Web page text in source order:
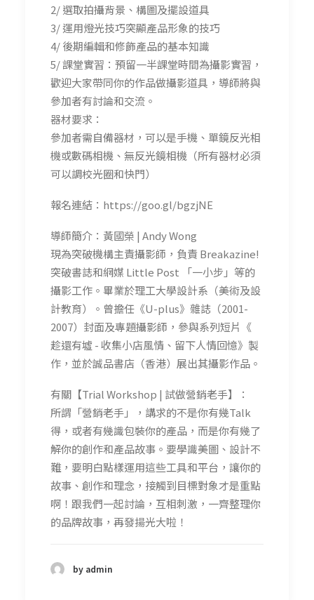
2/ 選取拍攝背景、構圖及擺設道具
3/ 運用燈光技巧突顯產品形象的技巧
4/ 後期編輯和修飾產品的基本知識
5/ 課堂實習：預留一半課堂時間為攝影實習，
歡迎大家帶同你的作品做攝影道具，導師將與
參加者有討論和交流。
器材要求：
參加者需自備器材，可以是手機、單鏡反光相
機或數碼相機、無反光鏡相機（所有器材必須
可以調校光圈和快門）
報名連結：https://goo.gl/bgzjNE
導師簡介：黃國榮 | Andy Wong
現為突破機構主責攝影師，負責 Breakazine!
突破書誌和網媒 Little Post 「一小步」等的
攝影工作。畢業於理工大學設計系（美術及設
計教育）。曾擔任《U-plus》雜誌（2001-
2007）封面及專題攝影師，參與系列短片《
趁還有墟 - 收集小店風情、留下人情回憶》製
作，並於誠品書店（香港）展出其攝影作品。
有關【Trial Workshop | 試做營銷老手】：
所謂「營銷老手」，講求的不是你有幾Talk
得，或者有幾識包裝你的產品，而是你有幾了
解你的創作和產品故事。要學識美圖、設計不
難，要明白點樣運用這些工具和平台，讓你的
故事、創作和理念，接觸到目標對象才是重點
啊！跟我們一起討論，互相刺激，一齊整理你
的品牌故事，再發揚光大啦！
by admin